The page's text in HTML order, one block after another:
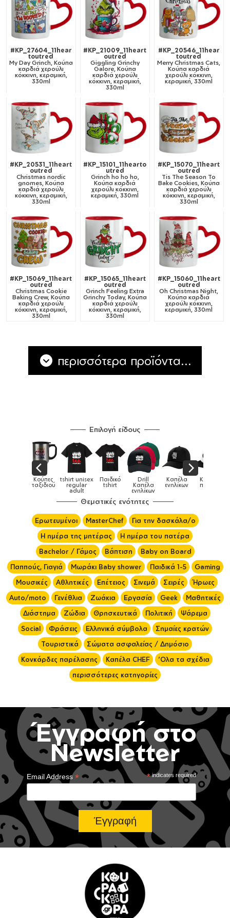
#KP_27604_11hear
toutred
My Day Grinch, Κούπα
καρδιά χερούλι
κόκκινη, κεραμική,
330ml
#KP_21009_11heart
outred
Giggling Grinchy
Galore, Κούπα
καρδιά χερούλι
κόκκινη, κεραμική,
330ml
#KP_20546_11hear
toutred
Merry Christmas Cats,
Κούπα καρδιά
χερούλι κόκκινη,
κεραμική, 330ml
#KP_20531_11heart
outred
Christmas nordic
gnomes, Κούπα
καρδιά χερούλι
κόκκινη, κεραμική,
330ml
#KP_15101_11hearto
utred
Grinch ho ho ho,
Κούπα καρδιά
χερούλι κόκκινη,
κεραμική, 330ml
#KP_15070_11heart
outred
Tis The Season To
Bake Cookies, Κούπα
καρδιά χερούλι
κόκκινη, κεραμική,
330ml
#KP_15069_11heart
outred
Christmas Cookie
Baking Crew, Κούπα
καρδιά χερούλι
κόκκινη, κεραμική,
330ml
#KP_15065_11heart
outred
Grinch Feeling Extra
Grinchy Today, Κούπα
καρδιά χερούλι
κόκκινη, κεραμική,
330ml
#KP_15060_11heart
outred
Oh Christmas Night,
Κούπα καρδιά
χερούλι κόκκινη,
κεραμική, 330ml
περισσότερα προϊόντα...
Επιλογή είδους
Παιδικό
tshirt
Drill
Καπέλα
ενηλίκων
Καπέλα
ενηλίκων
Καπέλα
παιδικά Κούπες Κούπες
Θεματικές ενότητες
Ερωτευμένοι MasterChef
Για την δασκάλα/ο
Η ημέρα της μητέρας
Η ημέρα του πατέρα
Bachelor / Γάμος
Βάπτιση
Baby on Board
Παππούς, Γιαγιά
Μωράκι Baby shower Παιδικά 1-5
Gaming
Μουσικές
Αθλητικές Επέτειος Σινεμά Σειρές
Ήρωες
Auto/moto
Γενέθλια Ζωάκια Εργασία Geek
Μαθητικές
Διάστημα
Ζώδια Θρησκευτικά Πολιτική
Ψάρεμα
Social
Φράσεις Ελληνικά σύμβολα
Σημαίες κρατών
Τουριστικά
Σώματα ασφαλείας / Δημόσιο
Κονκάρδες παρέλασης
Καπέλα CHEF
'Ολα τα σχέδια
περισσότερες κατηγορίες
Έγγραφή στο
Newsletter
*indicates required
Email Address*